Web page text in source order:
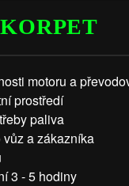
KORPET
motoru a
prostředí
paliva
a zákazníka
3 - 5 hodiny